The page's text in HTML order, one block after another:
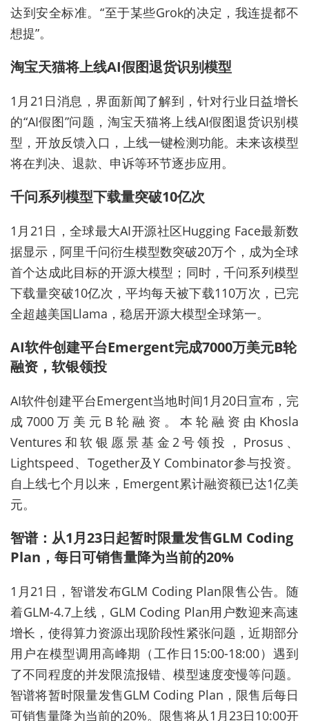
达到安全标准。“至于某些Grok的决定，我连提都不
想提”。
淘宝天猫将上线AI假图退货识别模型
1月21日消息，界面新闻了解到，针对行业日益增长
的“AI假图”问题，淘宝天猫将上线AI假图退货识别模
型，开放反馈入口，上线一键检测功能。未来该模型
将在判决、退款、申诉等环节逐步应用。
千问系列模型下载量突破10亿次
1月21日，全球最大AI开源社区Hugging Face最新数
据显示，阿里千问衍生模型数突破20万个，成为全球
首个达成此目标的开源大模型；同时，千问系列模型
下载量突破10亿次，平均每天被下载110万次，已完
全超越美国Llama，稳居开源大模型全球第一。
AI软件创建平台Emergent完成7000万美元B轮
融资，软银领投
AI软件创建平台Emergent当地时间1月20日宣布，完
成7000万美元B轮融资。本轮融资由Khosla
Ventures和软银愿景基金2号领投，Prosus、
Lightspeed、Together及Y Combinator参与投资。
自上线七个月以来，Emergent累计融资额已达1亿美
元。
智谱：从1月23日起暂时限量发售GLM Coding
Plan，每日可销售量降为当前的20%
1月21日，智谱发布GLM Coding Plan限售公告。随
着GLM-4.7上线，GLM Coding Plan用户数迎来高速
增长，使得算力资源出现阶段性紧张问题，近期部分
用户在模型调用高峰期（工作日15:00-18:00）遇到
了不同程度的并发限流报错、模型速度变慢等问题。
智谱将暂时限量发售GLM Coding Plan，限售后每日
可销售量降为当前的20%。限售将从1月23日10:00开